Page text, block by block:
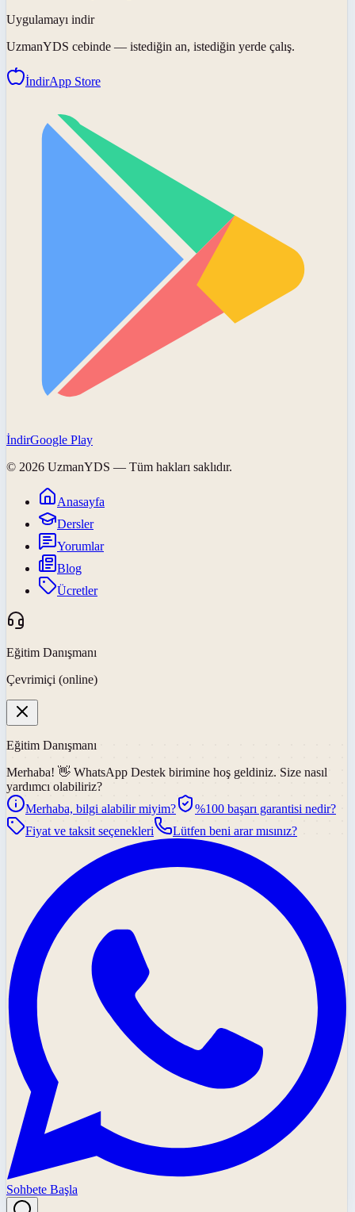
Uygulamayı indir
UzmanYDS cebinde — istediğin an, istediğin yerde çalış.
İndirApp Store
İndirGoogle Play
© 2026 UzmanYDS — Tüm hakları saklıdır.
Anasayfa
Dersler
Yorumlar
Blog
Ücretler
Eğitim Danışmanı
Çevrimiçi (online)
Eğitim Danışmanı
Merhaba! 👋 WhatsApp Destek birimine hoş geldiniz. Size nasıl
yardımcı olabiliriz?
Merhaba, bilgi alabilir miyim?
%100 başarı garantisi nedir?
Fiyat ve taksit seçenekleri
Lütfen beni arar mısınız?
Sohbete Başla